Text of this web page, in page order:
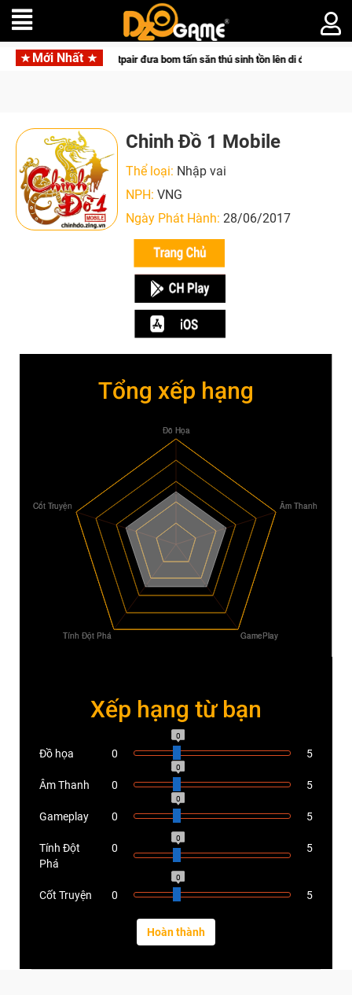
Mới Nhất
động với tên gọi Palworld Online Gia Nhập Closed Beta
Chinh Đồ 1 Mobile
Thể loại: Nhập vai
NPH: VNG
Ngày Phát Hành: 28/06/2017
Tổng xếp hạng
Xếp hạng từ bạn
Đồ họa 0
0
5
Âm Thanh 0
0
5
Gameplay 0
0
5
Tính Đột
Phá
0
0
5
Cốt Truyện 0
0
5